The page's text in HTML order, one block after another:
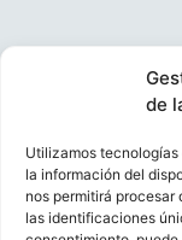
de
Utilizamos
la información del
nos permitirá
las identificaciones